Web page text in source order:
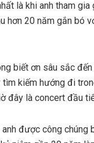
là khi anh tham
hơn 20 năm gắn bó
biết ơn sâu sắc
tìm kiếm hướng đi
đây là concert đầu
được công chúng